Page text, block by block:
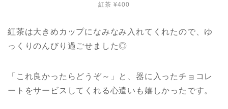
紅茶 ¥400
紅茶は大きめカップになみなみ入れてくれたので、ゆ
っくりのんびり過ごせました◎
「これ良かったらどうぞ～」と、器に入ったチョコレ
ートをサービスしてくれる心遣いも嬉しかったです。